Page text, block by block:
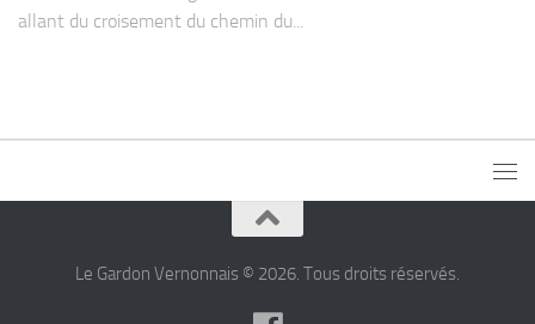
allant du croisement du chemin du...
Le Gardon Vernonnais © 2026. Tous droits réservés.